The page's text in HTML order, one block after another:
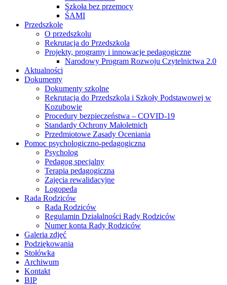
Szkoła bez przemocy
ŚAMI
Przedszkole
O przedszkolu
Rekrutacja do Przedszkola
Projekty, programy i innowacje pedagogiczne
Narodowy Program Rozwoju Czytelnictwa 2.0
Aktualności
Dokumenty
Dokumenty szkolne
Rekrutacja do Przedszkola i Szkoły Podstawowej w
Kozubowie
Procedury bezpieczeństwa – COVID-19
Standardy Ochrony Małoletnich
Przedmiotowe Zasady Oceniania
Pomoc psychologiczno-pedagogiczna
Psycholog
Pedagog specjalny
Terapia pedagogiczna
Zajęcia rewalidacyjne
Logopeda
Rada Rodziców
Rada Rodziców
Regulamin Działalności Rady Rodziców
Numer konta Rady Rodziców
Galeria zdjęć
Podziękowania
Stołówka
Archiwum
Kontakt
BIP